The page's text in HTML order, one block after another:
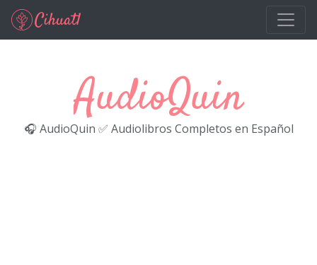
Ir al contenido principal
AudioQuin
🎧 AudioQuin ✅ Audiolibros Completos en Español